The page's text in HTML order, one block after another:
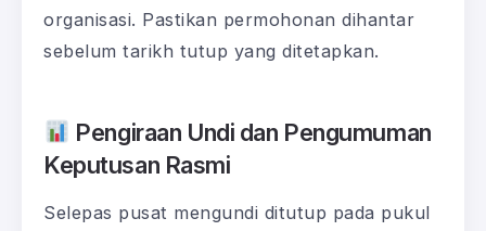
organisasi. Pastikan permohonan dihantar
sebelum tarikh tutup yang ditetapkan.
Pengiraan Undi dan Pengumuman
Keputusan Rasmi
Selepas pusat mengundi ditutup pada pukul